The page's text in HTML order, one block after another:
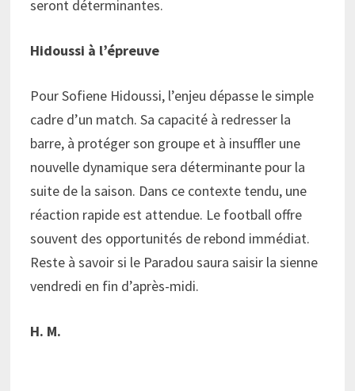
seront déterminantes.
Hidoussi à l’épreuve
Pour Sofiene Hidoussi, l’enjeu dépasse le simple
cadre d’un match. Sa capacité à redresser la
barre, à protéger son groupe et à insuffler une
nouvelle dynamique sera déterminante pour la
suite de la saison. Dans ce contexte tendu, une
réaction rapide est attendue. Le football offre
souvent des opportunités de rebond immédiat.
Reste à savoir si le Paradou saura saisir la sienne
vendredi en fin d’après-midi.
H. M.